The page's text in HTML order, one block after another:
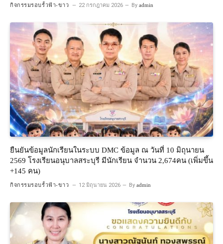
กิจกรรมรอบรั้วฟ้า-ขาว 22 กรกฎาคม 2026 By admin
ยืนยันข้อมูลนักเรียนในระบบ DMC ข้อมูล ณ วันที่ 10 มิถุนายน
2569 โรงเรียนอนุบาลสระบุรี มีนักเรียน จำนวน 2,674คน (เพิ่มขึ้น
+145 คน)
กิจกรรมรอบรั้วฟ้า-ขาว 12 มิถุนายน 2026 By admin